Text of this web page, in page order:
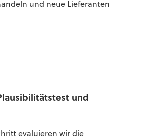
und neue Lieferanten
und
evaluieren wir die